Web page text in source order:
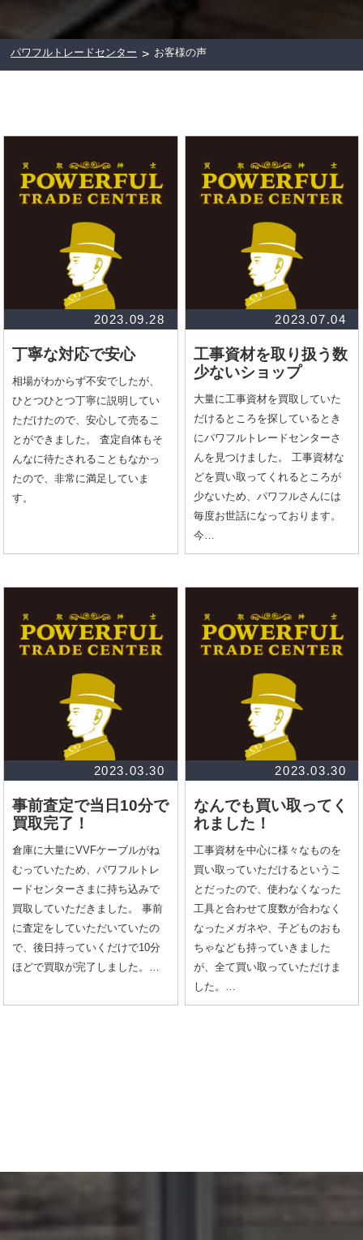
パワフルトレードセンター > お客様の声
2023.09.28
丁寧な対応で安心
相場がわからず不安でしたが、
ひとつひとつ丁寧に説明してい
ただけたので、安心して売るこ
とができました。 査定自体もそ
んなに待たされることもなかっ
たので、非常に満足していま
す。
2023.07.04
工事資材を取り扱う数
少ないショップ
大量に工事資材を買取していた
だけるところを探しているとき
にパワフルトレードセンターさ
んを見つけました。 工事資材な
どを買い取ってくれるところが
少ないため、パワフルさんには
毎度お世話になっております。
今…
2023.03.30
事前査定で当日10分で
買取完了！
倉庫に大量にVVFケーブルがね
むっていたため、パワフルトレ
ードセンターさまに持ち込みで
買取していただきました。 事前
に査定をしていただいていたの
で、後日持っていくだけで10分
ほどで買取が完了しました。…
2023.03.30
なんでも買い取ってく
れました！
工事資材を中心に様々なものを
買い取っていただけるというこ
とだったので、使わなくなった
工具と合わせて度数が合わなく
なったメガネや、子どものおも
ちゃなども持っていきました
が、全て買い取っていただけま
した。…